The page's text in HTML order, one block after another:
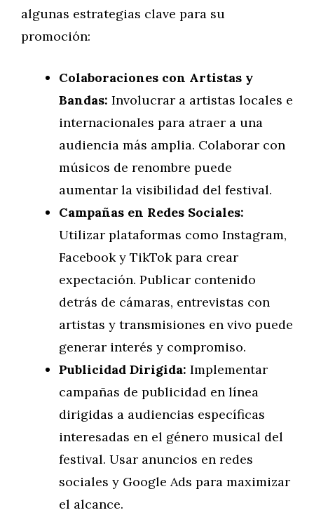
algunas estrategias clave para su
promoción:
Colaboraciones con Artistas y
Bandas: Involucrar a artistas locales e
internacionales para atraer a una
audiencia más amplia. Colaborar con
músicos de renombre puede
aumentar la visibilidad del festival.
Campañas en Redes Sociales:
Utilizar plataformas como Instagram,
Facebook y TikTok para crear
expectación. Publicar contenido
detrás de cámaras, entrevistas con
artistas y transmisiones en vivo puede
generar interés y compromiso.
Publicidad Dirigida: Implementar
campañas de publicidad en línea
dirigidas a audiencias específicas
interesadas en el género musical del
festival. Usar anuncios en redes
sociales y Google Ads para maximizar
el alcance.